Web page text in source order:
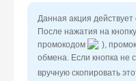
Данная акция
После нажатия на
промокодом
),
обмена. Если кнопка не
вручную скопировать